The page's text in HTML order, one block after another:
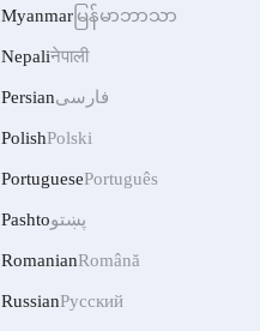
Myanmar မြန်မာဘာသာ
Nepaliनेपाली
Persianفارسی
PolishPolski
PortuguesePortuguês
Pashtoپښتو
RomanianRomână
RussianРусский